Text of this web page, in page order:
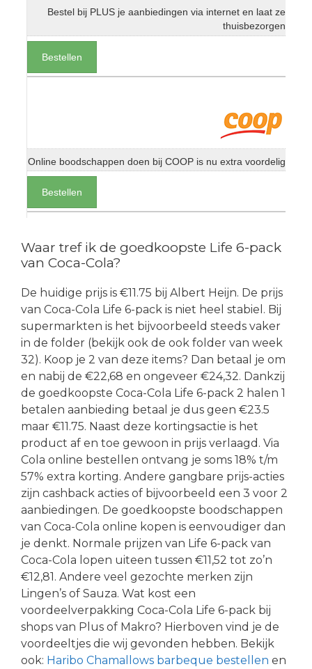
Bestel bij PLUS je aanbiedingen via internet en laat ze
thuisbezorgen
Bestellen
Online boodschappen doen bij COOP is nu extra voordelig
Bestellen
Waar tref ik de goedkoopste Life 6-pack
van Coca-Cola?
De huidige prijs is €11.75 bij Albert Heijn. De prijs
van Coca-Cola Life 6-pack is niet heel stabiel. Bij
supermarkten is het bijvoorbeeld steeds vaker
in de folder (bekijk ook de ook folder van week
32). Koop je 2 van deze items? Dan betaal je om
en nabij de €22,68 en ongeveer €24,32. Dankzij
de goedkoopste Coca-Cola Life 6-pack 2 halen 1
betalen aanbieding betaal je dus geen €23.5
maar €11.75. Naast deze kortingsactie is het
product af en toe gewoon in prijs verlaagd. Via
Cola online bestellen ontvang je soms 18% t/m
57% extra korting. Andere gangbare prijs-acties
zijn cashback acties of bijvoorbeeld een 3 voor 2
aanbiedingen. De goedkoopste boodschappen
van Coca-Cola online kopen is eenvoudiger dan
je denkt. Normale prijzen van Life 6-pack van
Coca-Cola lopen uiteen tussen €11,52 tot zo’n
€12,81. Andere veel gezochte merken zijn
Lingen’s of Sauza. Wat kost een
voordeelverpakking Coca-Cola Life 6-pack bij
shops van Plus of Makro? Hierboven vind je de
voordeeltjes die wij gevonden hebben. Bekijk
ook: Haribo Chamallows barbeque bestellen en